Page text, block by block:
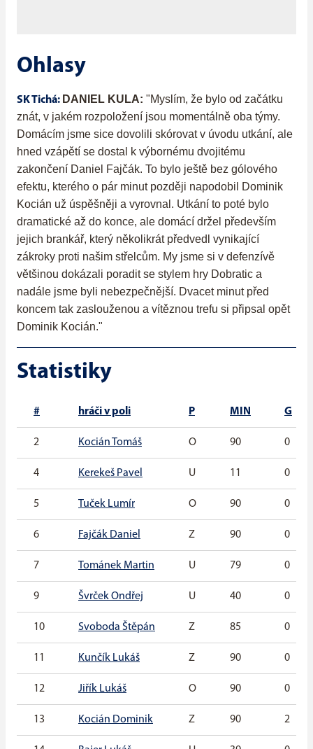
Ohlasy
SK Tichá: DANIEL KULA: "Myslím, že bylo od začátku
znát, v jakém rozpoložení jsou momentálně oba týmy.
Domácím jsme sice dovolili skórovat v úvodu utkání, ale
hned vzápětí se dostal k výbornému dvojitému
zakončení Daniel Fajčák. To bylo ještě bez gólového
efektu, kterého o pár minut později napodobil Dominik
Kocián už úspěšněji a vyrovnal. Utkání to poté bylo
dramatické až do konce, ale domácí držel především
jejich brankář, který několikrát předvedl vynikající
zákroky proti našim střelcům. My jsme si v defenzívě
většinou dokázali poradit se stylem hry Dobratic a
nadále jsme byli nebezpečnější. Dvacet minut před
koncem tak zaslouženou a vítěznou trefu si připsal opět
Dominik Kocián."
Statistiky
# hráči v poli P MIN G
2 Kocián Tomáš O 90 0
4 Kerekeš Pavel U 11 0
5 Tuček Lumír O 90 0
6 Fajčák Daniel Z 90 0
7 Tománek Martin U 79 0
9 Švrček Ondřej U 40 0
10 Svoboda Štěpán Z 85 0
11 Kunčík Lukáš Z 90 0
12 Jiřík Lukáš O 90 0
13 Kocián Dominik Z 90 2